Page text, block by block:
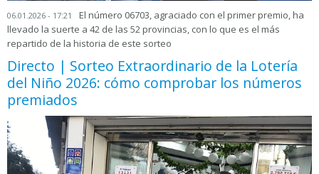
06.01.2026 - 17:21
El número 06703, agraciado con el primer premio, ha
llevado la suerte a 42 de las 52 provincias, con lo que es el más
repartido de la historia de este sorteo
Directo | Sorteo Extraordinario de la Lotería
del Niño 2026: cómo comprobar los números
premiados